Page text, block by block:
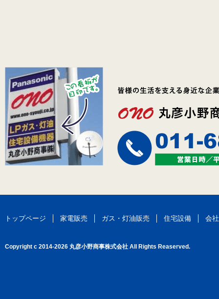
トップページ 家電販売 ガス・灯油販売 住宅設備 会
Copyright c 2014-2026 丸彦小野商事株式会社 All Rights Reaserved.